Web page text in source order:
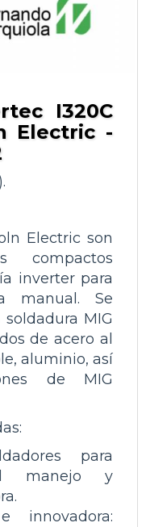
I320C
Electric -
Electric son
compactos
inverter para
manual . Se
MIG
de acero al
aluminio, así
de MIG
para
manejo y
innovadora: